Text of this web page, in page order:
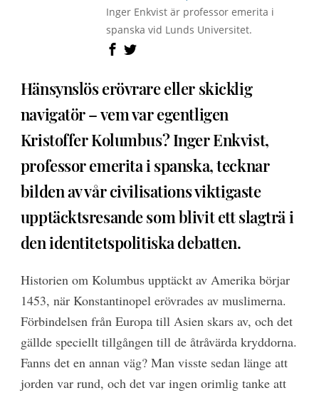
Inger Enkvist är professor emerita i
spanska vid Lunds Universitet.
Hänsynslös erövrare eller skicklig
navigatör – vem var egentligen
Kristoffer Kolumbus? Inger Enkvist,
professor emerita i spanska, tecknar
bilden av vår civilisations viktigaste
upptäcktsresande som blivit ett slagträ i
den identitetspolitiska debatten.
Historien om Kolumbus upptäckt av Amerika börjar
1453, när Konstantinopel erövrades av muslimerna.
Förbindelsen från Europa till Asien skars av, och det
gällde speciellt tillgången till de åtråvärda kryddorna.
Fanns det en annan väg? Man visste sedan länge att
jorden var rund, och det var ingen orimlig tanke att